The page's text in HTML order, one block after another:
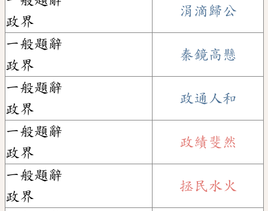
政界
涓滴歸公
一般題辭
政界
秦鏡高懸
一般題辭
政界
政通人和
一般題辭
政界
政績斐然
一般題辭
政界
拯民水火